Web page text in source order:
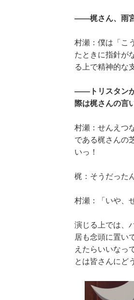
――梶さん、雨宮
村瀬：僕は「こ
たときに指針が
る上で精神的な
――トリスタンが
際は梶さんの言
村瀬：せんえつ
である梶さんの
いっ！
梶：そうだった
村瀬：「いや、
演じる上では、
居も念頭に置い
えたらいいなっ
とは皆さんにど